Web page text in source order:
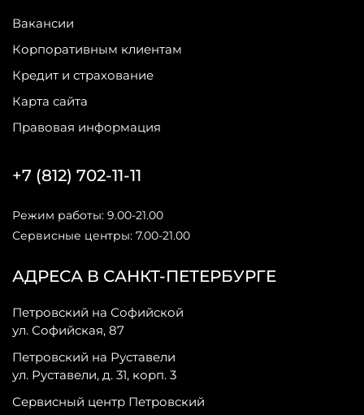
Вакансии
Корпоративным клиентам
Кредит и страхование
Карта сайта
Правовая информация
АДРЕСА В САНКТ-ПЕТЕРБУРГЕ
Петровский на Софийской
ул. Софийская, 87
Петровский на Руставели
ул. Руставели, д. 31, корп. 3
Сервисный центр Петровский
+7 (812) 702-11-11
Режим работы: 9.00-21.00
Сервисные центры: 7.00-21.00